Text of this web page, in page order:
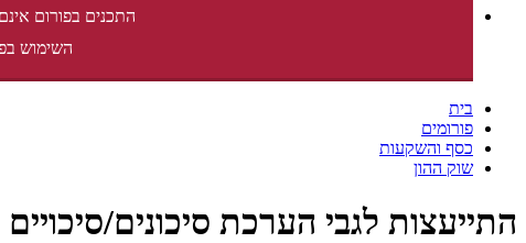
התכנים בפורום
השימוש
בית
פורומים
כסף והשקעות
שוק ההון
התייעצות לגבי הערכת סיכונים/סיכויים